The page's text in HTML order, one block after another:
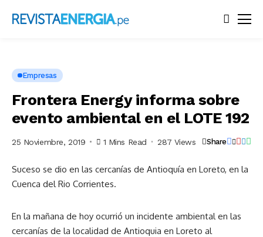
Empresas
Frontera Energy informa sobre
evento ambiental en el LOTE 192
25 Noviembre, 2019 1 Mins Read 287 Views Share
Suceso se dio en las cercanías de Antioquía en Loreto, en la
Cuenca del Rio Corrientes.
En la mañana de hoy ocurrió un incidente ambiental en las
cercanías de la localidad de Antioquia en Loreto al